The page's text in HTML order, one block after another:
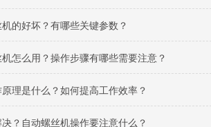
的好坏？有哪些关键参数？
怎么用？操作步骤有哪些需要注意？
理是什么？如何提高工作效率？
？自动螺丝机操作要注意什么？